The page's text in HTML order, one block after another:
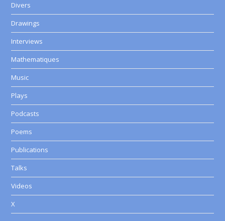
Divers
Drawings
Interviews
Mathematiques
Music
Plays
Podcasts
Poems
Publications
Talks
Videos
X